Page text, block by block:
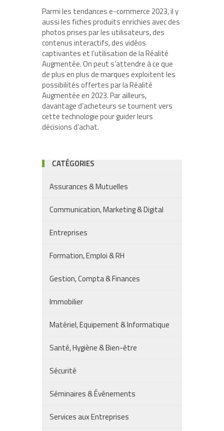
Parmi les tendances e-commerce 2023, il y
aussi les fiches produits enrichies avec des
photos prises par les utilisateurs, des
contenus interactifs, des vidéos
captivantes et l’utilisation de la Réalité
Augmentée. On peut s’attendre à ce que
de plus en plus de marques exploitent les
possibilités offertes par la Réalité
Augmentée en 2023. Par ailleurs,
davantage d’acheteurs se tournent vers
cette technologie pour guider leurs
décisions d’achat.
CATÉGORIES
Assurances & Mutuelles
Communication, Marketing & Digital
Entreprises
Formation, Emploi & RH
Gestion, Compta & Finances
Immobilier
Matériel, Equipement & Informatique
Santé, Hygiène & Bien-être
Sécurité
Séminaires & Événements
Services aux Entreprises